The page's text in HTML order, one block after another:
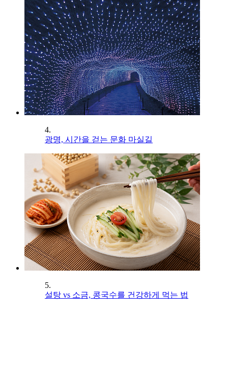
4.
광명, 시간을 걷는 문화 마실길
5.
설탕 vs 소금, 콩국수를 건강하게 먹는 법